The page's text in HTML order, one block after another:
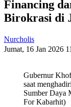
Financing
Birokrasi di
Nurcholis
Jumat, 16 Jan 2026
Gubernur
saat
Sumber Daya
For Kabarhit)